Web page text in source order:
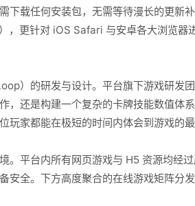
下载任何安装包，无需等待漫长的更新
更针对 iOS Safari 与安卓各大浏览器
）的研发与设计。平台旗下游戏研发
，还是构建一个复杂的卡牌技能数值体
家都能在极短的时间内体会到游戏的最
。平台内所有网页游戏与 H5 资源均经
安全。下方高度聚合的在线游戏矩阵分